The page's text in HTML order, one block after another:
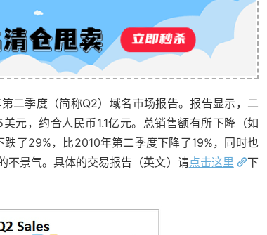
二季度（简称Q2）域名市场报告。报告显示，二
元，约合人民币1.1亿元。总销售额有所下降（如
了29%，比2010年第二季度下降了19%，同时也
不景气。具体的交易报告（英文）请点击这里
下